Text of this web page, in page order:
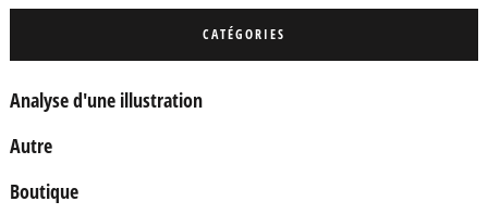
CATÉGORIES
Analyse d'une illustration
Autre
Boutique